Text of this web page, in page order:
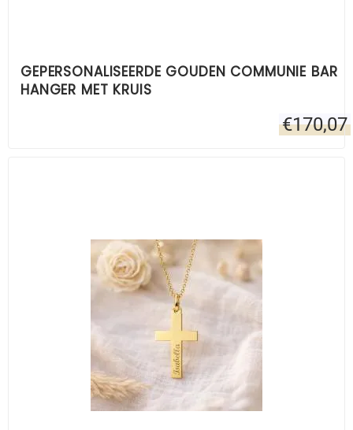
GEPERSONALISEERDE GOUDEN COMMUNIE BAR
HANGER MET KRUIS
€170,07